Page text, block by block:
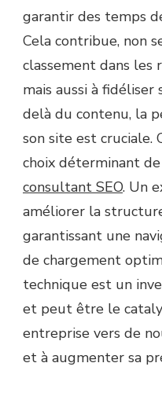
garantir des temps
Cela contribue, non
classement dans les
mais aussi à
delà du contenu, la
son site est cruciale.
choix déterminant
consultant SEO. Un
améliorer la
garantissant une
de chargement
technique est un
et peut être le
entreprise vers de
et à augmenter sa